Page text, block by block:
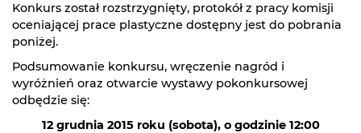
Konkurs został rozstrzygnięty, protokół z pracy komisji
oceniającej prace plastyczne dostępny jest do pobrania
poniżej.
Podsumowanie konkursu, wręczenie nagród i
wyróżnień oraz otwarcie wystawy pokonkursowej
odbędzie się:
12 grudnia 2015 roku (sobota), o godzinie 12:00